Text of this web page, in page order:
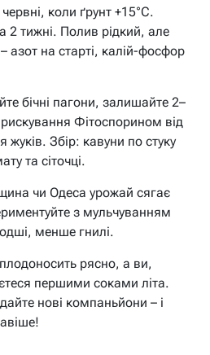
коли ґрунт +15°C.
2 тижні. Полив рідкий, але
азот на старті, калій-фосфор
бічні пагони, залишайте 2–
Фітоспорином від
жуків. Збір: кавуни по стуку
та сіточці.
чи Одеса урожай сягає
з мульчуванням
менше гнилі.
рясно, а ви,
першими соками літа.
нові компаньйони – і